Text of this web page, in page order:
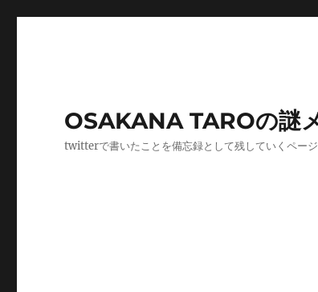
OSAKANA TAROの謎
twitterで書いたことを備忘録として残していくページ